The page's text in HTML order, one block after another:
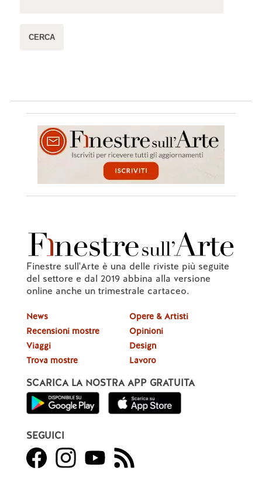
Finestre sull'Arte è una delle riviste più seguite
del settore e dal 2019 abbina alla versione
online anche un trimestrale cartaceo.
News
Recensioni mostre
Viaggi
Trova mostre
Opere & Artisti
Opinioni
Design
Lavoro
SCARICA LA NOSTRA APP GRATUITA
SEGUICI